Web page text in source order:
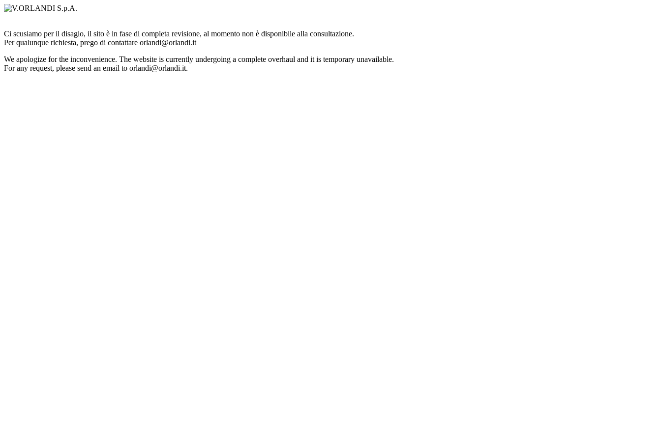
Ci scusiamo per il disagio, il sito è in fase di completa revisione, al momento non è disponibile alla consultazione.
Per qualunque richiesta, prego di contattare orlandi@orlandi.it
We apologize for the inconvenience. The website is currently undergoing a complete overhaul and it is temporary unavailable.
For any request, please send an email to orlandi@orlandi.it.